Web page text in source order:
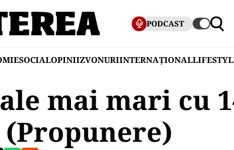
PODCAST
SOCIALOPINIIZVONURIINTERNAȚIONAL
mai mari cu